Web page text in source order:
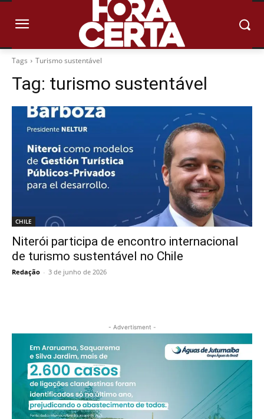
Tags Turismo sustentável
Tag: turismo sustentável
CHILE
Niterói participa de encontro internacional
de turismo sustentável no Chile
Redação - 3 de junho de 2026
- Advertisment -